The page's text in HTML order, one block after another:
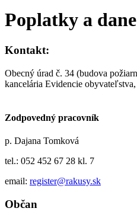
Poplatky a dane
Kontakt:
Obecný úrad č. 34 (budova
kancelária Evidencie
Zodpovedný pracovník
p. Dajana Tomková
tel.: 052 452 67 28 kl. 7
email: register@rakusy.sk
Občan